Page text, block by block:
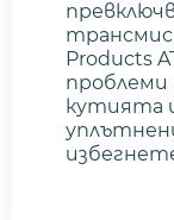
Products
кутията